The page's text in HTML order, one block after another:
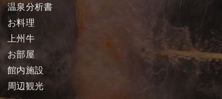
温泉分析書
お料理
上州牛
お部屋
館内施設
周辺観光